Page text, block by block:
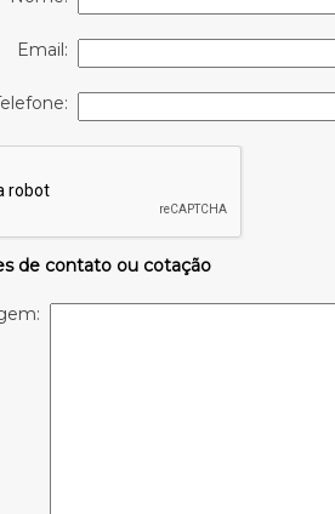
Email:
de contato ou cotação